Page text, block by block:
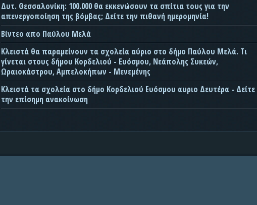
Δυτ. Θεσσαλονίκη: 100.000 θα εκκενώσουν τα σπίτια τους για την
απενεργοποίηση της βόμβας; Δείτε την πιθανή ημερομηνία!
Βίντεο απο Παύλου Μελά
Κλειστά θα παραμείνουν τα σχολεία αύριο στο δήμο Παύλου Μελά. Τι
γίνεται στους δήμου Κορδελιού - Ευόσμου, Νεάπολης Συκεών,
Ωραιοκάστρου, Αμπελοκήπων - Μενεμένης
Κλειστά τα σχολεία στο δήμο Κορδελιού Ευόσμου αυριο Δευτέρα - Δείτε
την επίσημη ανακοίνωση